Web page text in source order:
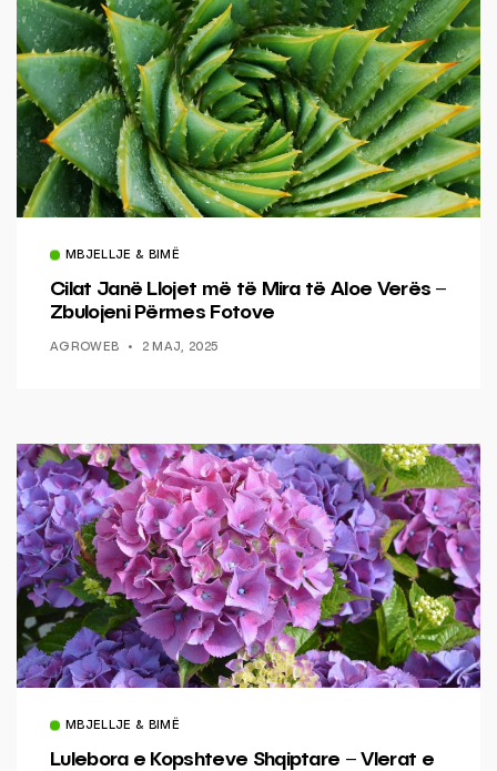
MBJELLJE & BIMË
Cilat Janë Llojet më të Mira të Aloe Verës –
Zbulojeni Përmes Fotove
AGROWEB 2 MAJ, 2025
MBJELLJE & BIMË
Lulebora e Kopshteve Shqiptare – Vlerat e